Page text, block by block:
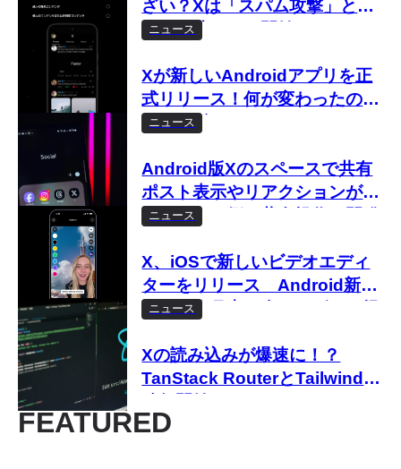
ざい？Xは「スパム攻撃」とし
て取り締まりを開始
ニュース
Xが新しいAndroidアプリを正
式リリース！何が変わったのか
徹底解説
ニュース
Android版Xのスペースで共有
ポスト表示やリアクションが強
化 ホスト側の共有操作は開発
ニュース
X、iOSで新しいビデオエディ
ターをリリース Android新ア
プリも今月中に全ユーザーへ提
ニュース
Xの読み込みが爆速に！？
TanStack RouterとTailwindへ
FEATURED